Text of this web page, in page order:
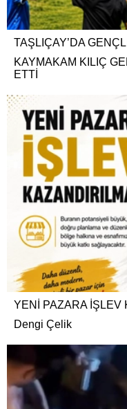
TAŞLIÇAY’DA
KAYMAKAM KILIÇ
ETTİ
YENİ PAZARA İŞLEV
Dengi Çelik